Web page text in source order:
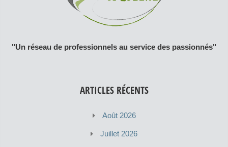
"Un réseau de professionnels au service des passionnés"
ARTICLES RÉCENTS
Août 2026
Juillet 2026